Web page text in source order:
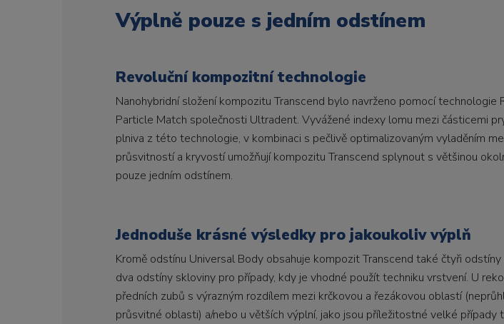
Výplně pouze s jedním odstínem
Revoluční kompozitní technologie
Nanohybridní složení kompozitu Transcend bylo navrženo pomocí technologie
Particle Match společnosti Ultradent. Vyvážené indexy lomu mezi částicemi
plniva z této technologie, v kombinaci s pečlivě optimalizovaným vyladěním
průsvitností a kryvostí umožňují kompozitu Transcend splynout s většinou
pouze jedním odstínem.
Jednoduše krásné výsledky pro jakoukoliv výplň
Kromě odstínu Universal Body obsahuje kompozit Transcend také čtyři odstíny
dva odstíny skloviny pro případy, kdy je vhodné použít techniku vrstvení. U
předních zubů s výrazným rozdílem mezi krčkovou a řezákovou oblastí
průsvitné oblasti) a/nebo u větších výplní, jako jsou příležitostné velké případy